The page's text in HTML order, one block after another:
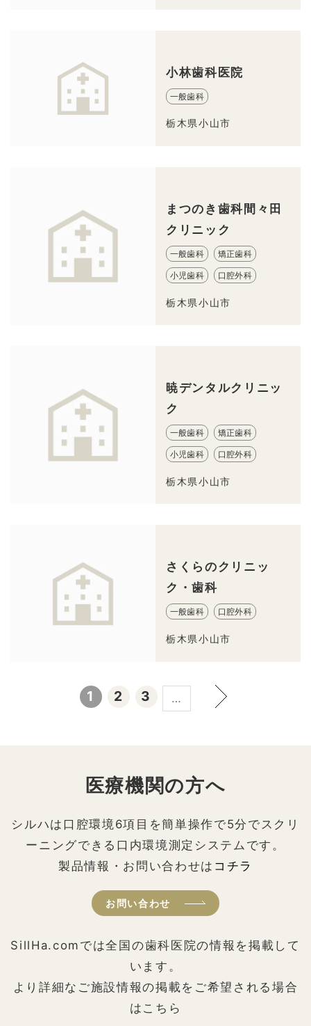
小林歯科医院
一般歯科
栃木県小山市
まつのき歯科間々田
クリニック
一般歯科 矯正歯科
小児歯科 口腔外科
栃木県小山市
暁デンタルクリニッ
ク
一般歯科 矯正歯科
小児歯科 口腔外科
栃木県小山市
さくらのクリニッ
ク・歯科
一般歯科 口腔外科
栃木県小山市
1 2 3 …
医療機関の方へ
シルハは口腔環境6項目を簡単操作で5分でスクリ
ーニングできる口内環境測定システムです。
製品情報・お問い合わせは コチラ
お問い合わせ
SillHa.comでは全国の歯科医院の情報を掲載して
います。
より詳細なご施設情報の掲載をご希望される場合
はこちら